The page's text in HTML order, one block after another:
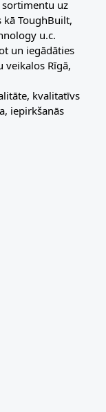
uz
kā ToughBuilt,
u.c.
un iegādāties
veikalos Rīgā,
kvalitatīvs
iepirkšanās